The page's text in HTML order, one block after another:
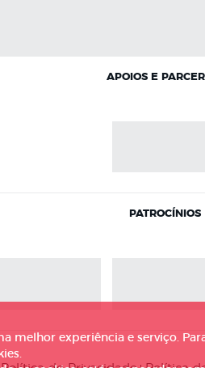
APOIOS E
PATROCÍNIOS
melhor experiência e serviço.